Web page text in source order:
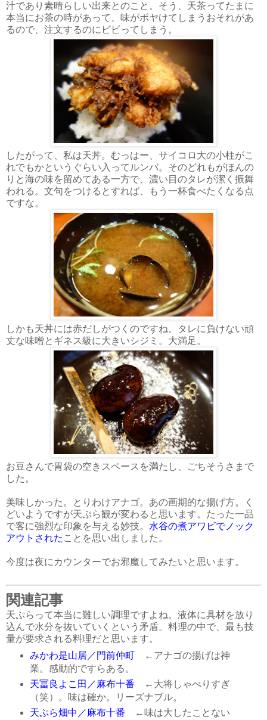
汁であり素晴らしい出来とのこと。そう、天茶ってたまに
本当にお茶の時があって、味がボヤけてしまうおそれがあ
るので、注文するのにビビってしまう。
したがって、私は天丼。むっはー、サイコロ大の小柱がこ
れでもかというぐらい入ってルンバ。そのどれもがほんの
りと海の味を留めてある一方で、濃い目のタレが潔く振舞
われる。文句をつけるとすれば、もう一杯食べたくなる点
ですな。
しかも天丼には赤だしがつくのですね。タレに負けない頑
丈な味噌とギネス級に大きいシジミ。大満足。
お豆さんで胃袋の空きスペースを満たし、ごちそうさまで
した。
美味しかった。とりわけアナゴ。あの画期的な揚げ方。く
どいようですが天ぷら観が変わると思います。たった一品
で客に強烈な印象を与える妙技。 水谷の煮アワビでノック
アウトされた ことを思い出しました。
今度は夜にカウンターでお邪魔してみたいと思います。
関連記事
天ぷらって本当に難しい調理ですよね。液体に具材を放り
込んで水分を抜いていくという矛盾。料理の中で、最も技
量が要求される料理だと思います。
みかわ是山居／門前仲町
←アナゴの揚げは神
業。感動的ですらある。
天冨良よこ田／麻布十番 ←大将しゃべりすぎ
（笑）。味は確か。リーズナブル。
天ぷら畑中／麻布十番 ←味は大したことない